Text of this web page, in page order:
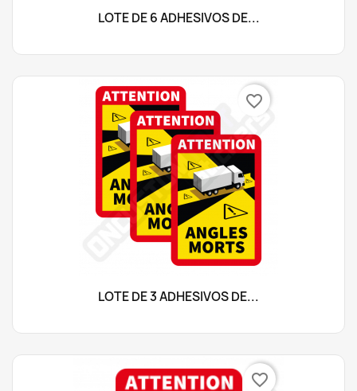
LOTE DE 6 ADHESIVOS DE...
LOTE DE 3 ADHESIVOS DE...
favorite_border
favorite_border